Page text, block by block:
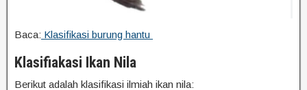
Baca: Klasifikasi burung hantu
Klasifiakasi Ikan Nila
Berikut adalah klasifikasi ilmiah ikan nila: